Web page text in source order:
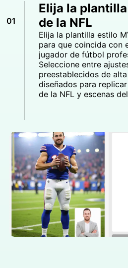
01
Elija la
de la NFL
Elija la plantilla estilo
para que coincida con
jugador de fútbol
Seleccione entre
preestablecidos de
diseñados para
de la NFL y escenas